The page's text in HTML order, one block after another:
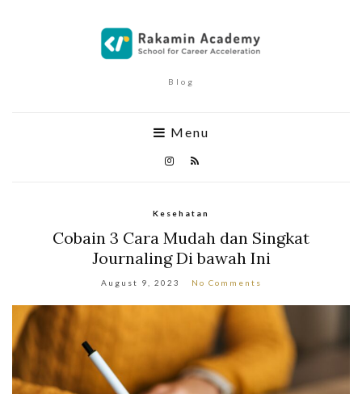
Blog
Menu
Kesehatan
Cobain 3 Cara Mudah dan Singkat
Journaling Di bawah Ini
August 9, 2023 No Comments